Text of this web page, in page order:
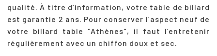
qualité. À titre d’information, votre table de billard
est garantie 2 ans. Pour conserver l’aspect neuf de
votre billard table "Athènes", il faut l’entretenir
régulièrement avec un chiffon doux et sec.